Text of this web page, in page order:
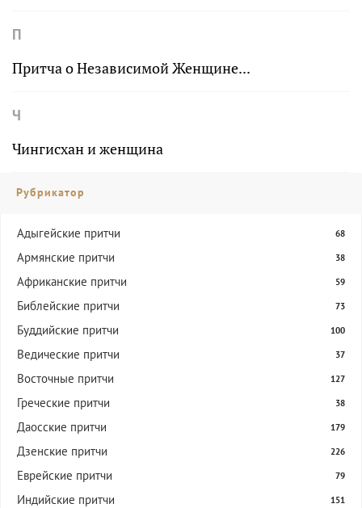
П
Притча о Независимой Женщине...
Ч
Чингисхан и женщина
Рубрикатор
Адыгейские притчи 68
Армянские притчи 38
Африканские притчи 59
Библейские притчи 73
Буддийские притчи 100
Ведические притчи 37
Восточные притчи 127
Греческие притчи 38
Даосские притчи 179
Дзенские притчи 226
Еврейские притчи 79
Индийские притчи 151